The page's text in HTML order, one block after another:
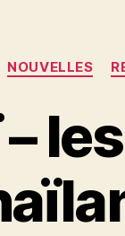
NOUVELLES